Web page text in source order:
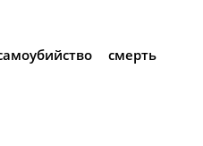
смерть